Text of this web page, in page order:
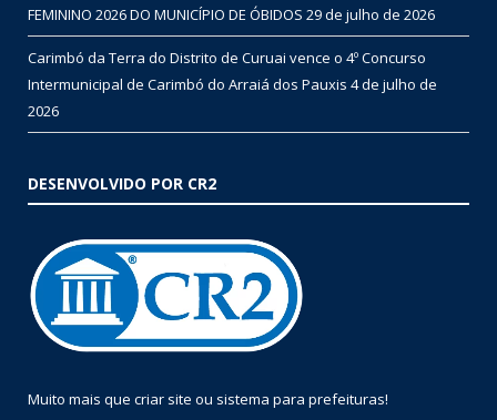
FEMININO 2026 DO MUNICÍPIO DE ÓBIDOS 29 de julho de 2026
Carimbó da Terra do Distrito de Curuai vence o 4º Concurso
Intermunicipal de Carimbó do Arraiá dos Pauxis 4 de julho de
2026
DESENVOLVIDO POR CR2
Muito mais que criar site ou sistema para prefeituras!